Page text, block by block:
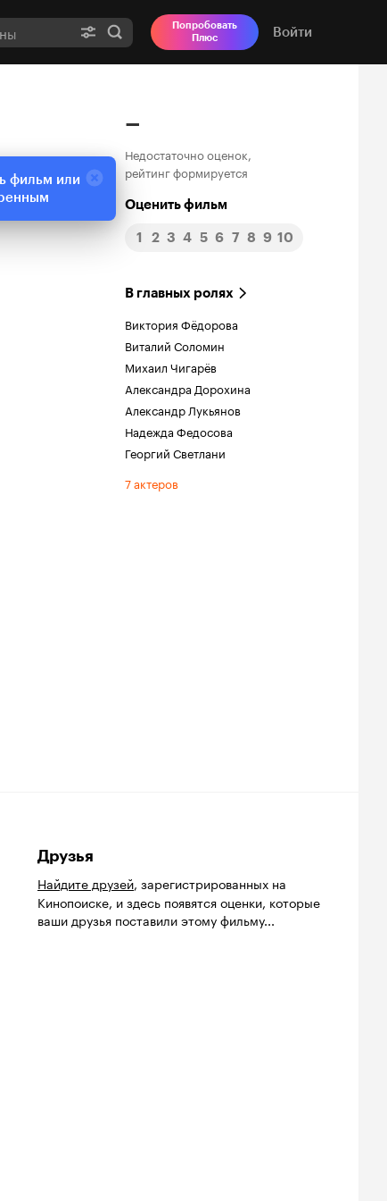
Попробовать
Плюс
Войти
–
Недостаточно оценок,
рейтинг формируется
Оценить фильм
1 2 3 4 5 6 7 8 9 10
В главных ролях
Виктория Фёдорова
Виталий Соломин
Михаил Чигарёв
Александра Дорохина
Александр Лукьянов
Надежда Федосова
Георгий Светлани
7 актеров
Друзья
Найдите друзей, зарегистрированных на
Кинопоиске, и здесь появятся оценки, которые
ваши друзья поставили этому фильму...
фильм или